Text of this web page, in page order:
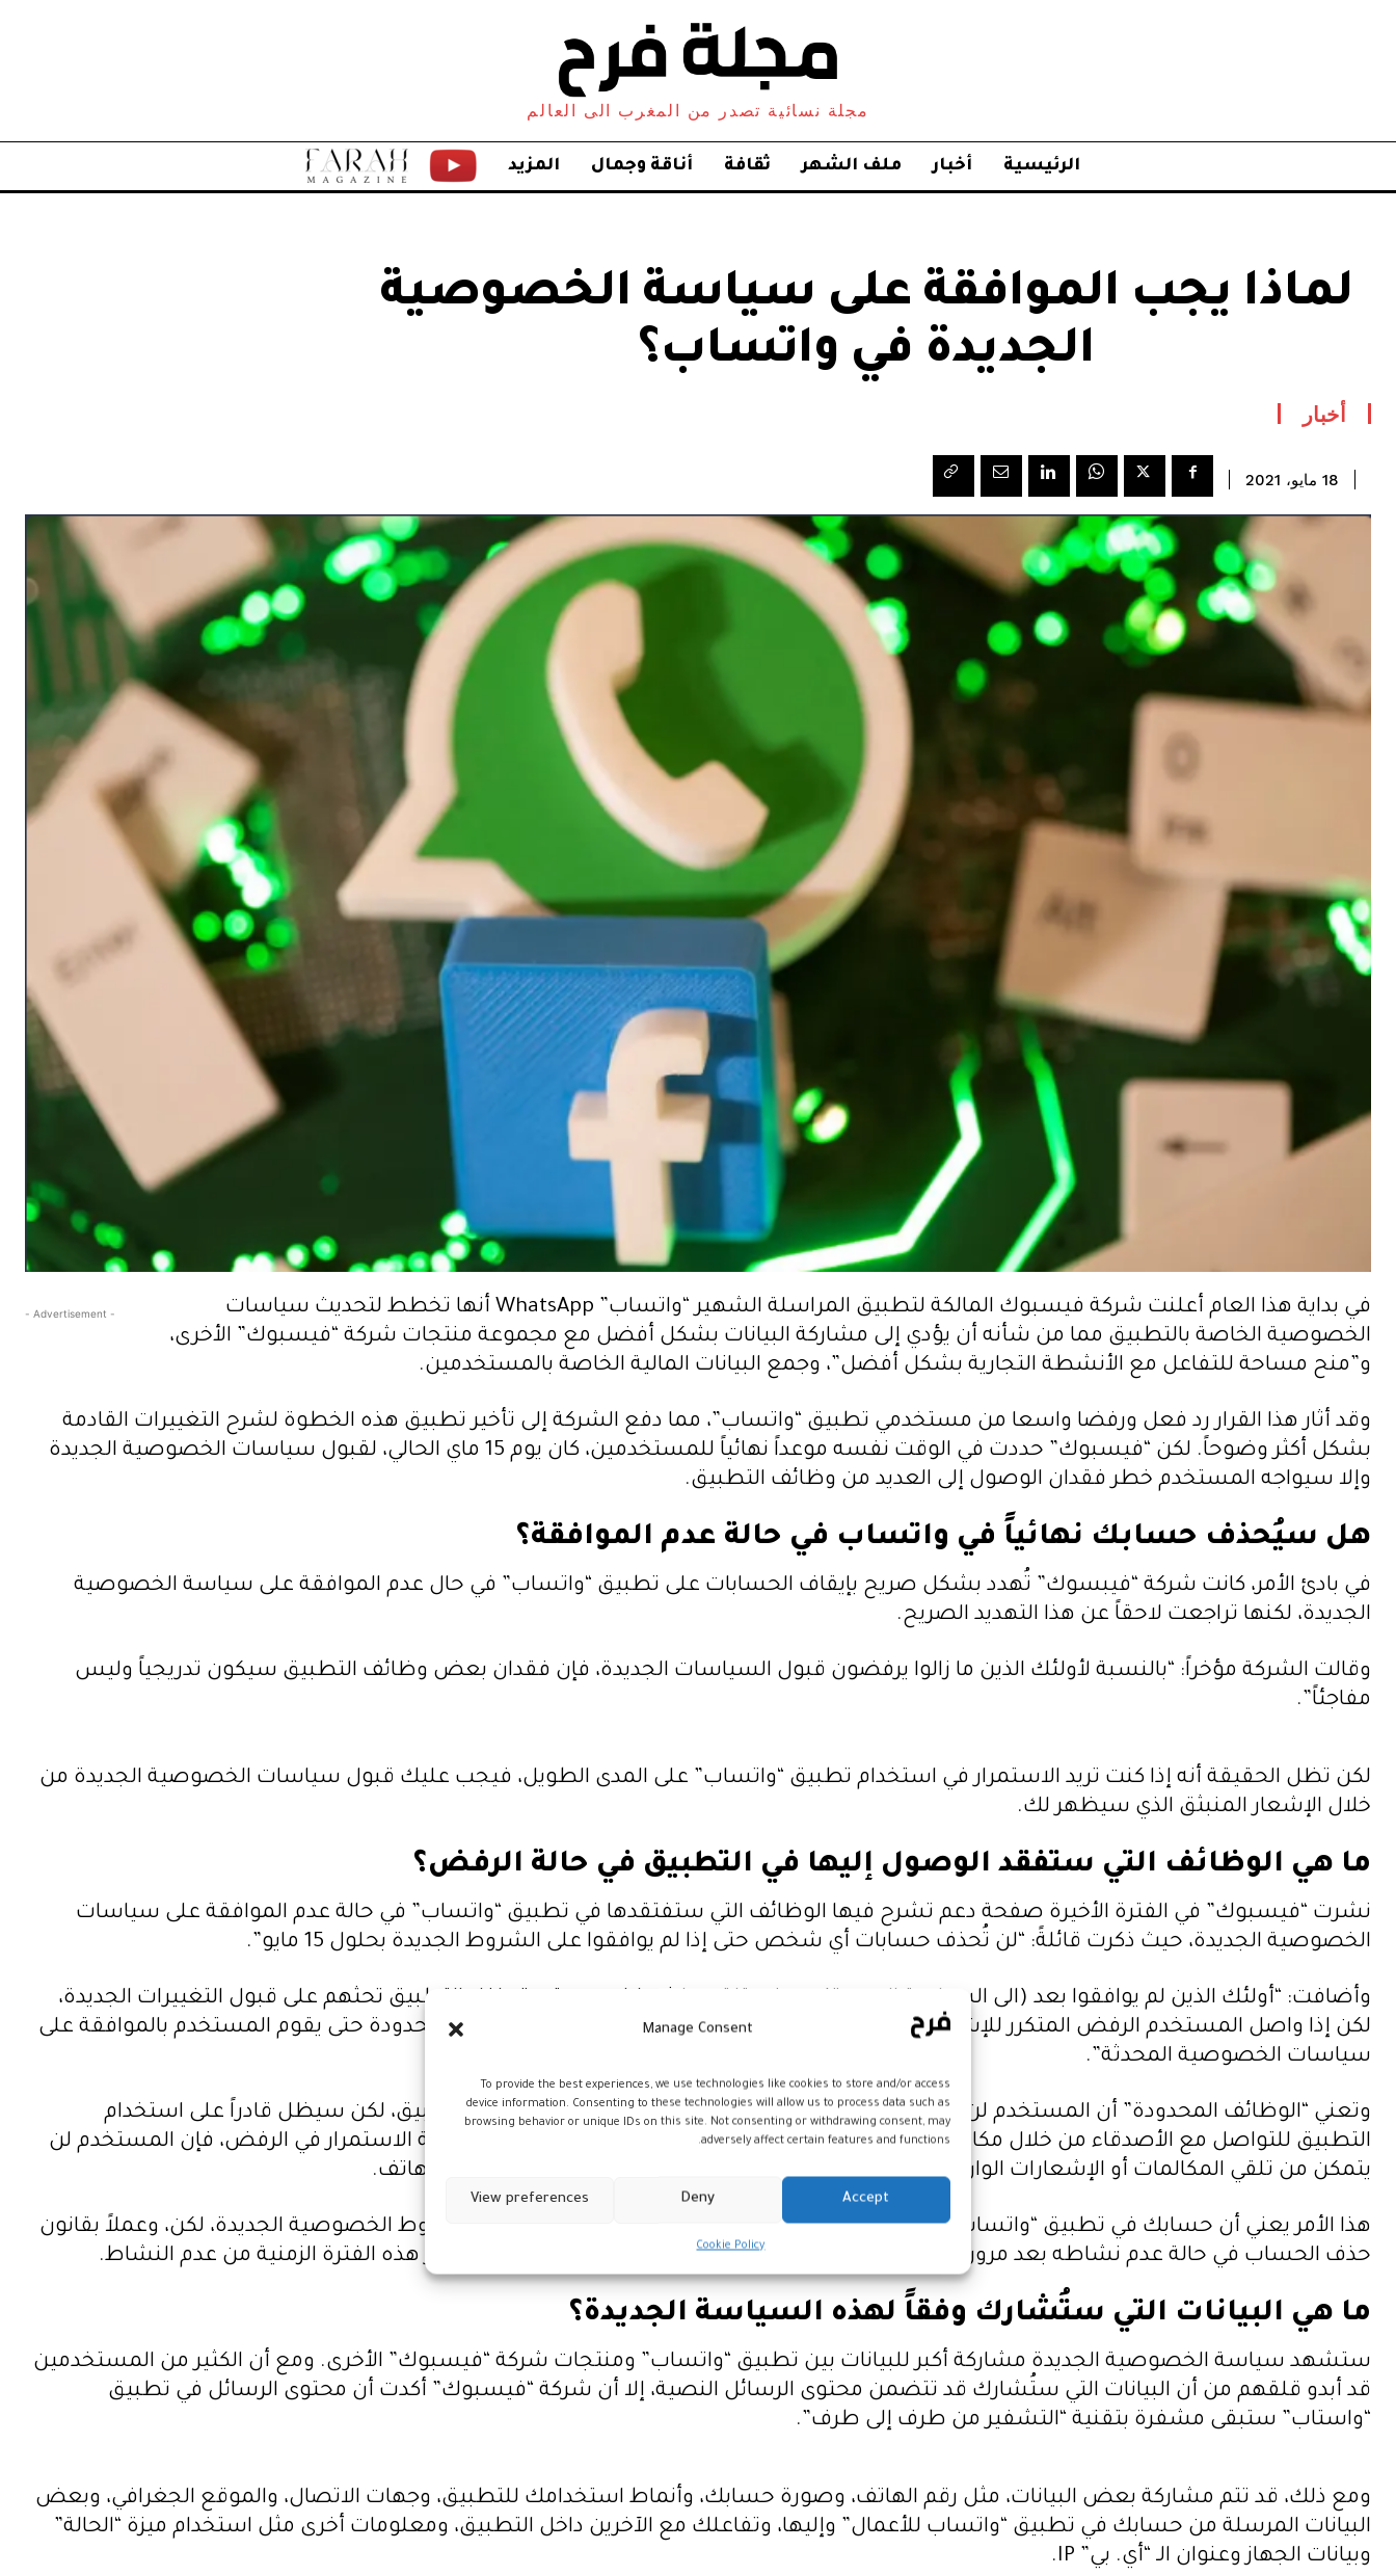
Manage Consent
To provide the best experiences, we use technologies like cookies to store and/or access
device information. Consenting to these technologies will allow us to process data such as
browsing behavior or unique IDs on this site. Not consenting or withdrawing consent, may
adversely affect certain features and functions.
Accept
Deny
View preferences
Cookie Policy
مجلة نسائية تصدر من المغرب الى العالم
الرئيسية أخبار ملف الشهر ثقافة أناقة وجمال المزيد
G
A
Z
I
لماذا يجب الموافقة على سياسة الخصوصية
الجديدة في واتساب؟
أخبار
18 مايو، 2021
- Advertisement -
في بداية هذا العام أعلنت شركة فيسبوك المالكة لتطبيق المراسلة الشهير “واتساب” WhatsApp أنها تخطط لتحديث سياسات
الخصوصية الخاصة بالتطبيق مما من شأنه أن يؤدي إلى مشاركة البيانات بشكل أفضل مع مجموعة منتجات شركة “فيسبوك” الأخرى،
و”منح مساحة للتفاعل مع الأنشطة التجارية بشكل أفضل”، وجمع البيانات المالية الخاصة بالمستخدمين.
وقد أثار هذا القرار رد فعل ورفضا واسعا من مستخدمي تطبيق “واتساب”، مما دفع الشركة إلى تأخير تطبيق هذه الخطوة لشرح التغييرات القادمة
بشكل أكثر وضوحاً. لكن “فيسبوك” حددت في الوقت نفسه موعداً نهائياً للمستخدمين، كان يوم 15 ماي الحالي، لقبول سياسات الخصوصية الجديدة
وإلا سيواجه المستخدم خطر فقدان الوصول إلى العديد من وظائف التطبيق.
هل سيُحذف حسابك نهائياً في واتساب في حالة عدم الموافقة؟
في بادئ الأمر، كانت شركة “فيبسوك” تُهدد بشكل صريح بإيقاف الحسابات على تطبيق “واتساب” في حال عدم الموافقة على سياسة الخصوصية
الجديدة، لكنها تراجعت لاحقاً عن هذا التهديد الصريح.
وقالت الشركة مؤخراً: “بالنسبة لأولئك الذين ما زالوا يرفضون قبول السياسات الجديدة، فإن فقدان بعض وظائف التطبيق سيكون تدريجياً وليس
مفاجئاً”.
لكن تظل الحقيقة أنه إذا كنت تريد الاستمرار في استخدام تطبيق “واتساب” على المدى الطويل، فيجب عليك قبول سياسات الخصوصية الجديدة من
خلال الإشعار المنبثق الذي سيظهر لك.
ما هي الوظائف التي ستفقد الوصول إليها في التطبيق في حالة الرفض؟
نشرت “فيسبوك” في الفترة الأخيرة صفحة دعم تشرح فيها الوظائف التي ستفتقدها في تطبيق “واتساب” في حالة عدم الموافقة على سياسات
الخصوصية الجديدة، حيث ذكرت قائلةً: “لن تُحذف حسابات أي شخص حتى إذا لم يوافقوا على الشروط الجديدة بحلول 15 مايو”.
وأضافت: “أولئك الذين لم يوافقوا بعد (الى السياسة الجديدة) سوف يتلقون إشعارات مستمرة داخل التطبيق تحثهم على قبول التغييرات الجديدة،
لكن إذا واصل المستخدم الرفض المتكرر للإشعار المنبثق، فبعد عدة أسابيع سيعمل التطبيق بوظائف محدودة حتى يقوم المستخدم بالموافقة على
سياسات الخصوصية المحدثة”.
وتعني “الوظائف المحدودة” أن المستخدم لن يتمكن من الوصول إلى قائمة المحادثات الخاصة به في التطبيق، لكن سيظل قادراً على استخدام
التطبيق للتواصل مع الأصدقاء من خلال مكالمات الصوت أو الفيديو الواردة. وبعد بضعة أسابيع، وفي حالة الاستمرار في الرفض، فإن المستخدم لن
يتمكن من تلقي المكالمات أو الإشعارات الواردة، وسيتوقف التطبيق عن إرسال الرسائل والمكالمات إلى الهاتف.
هذا الأمر يعني أن حسابك في تطبيق “واتساب” لن يُحذف بشكل نهائي من خوادم التطبيق إذا لم تقبل شروط الخصوصية الجديدة، لكن، وعملاً بقانون
حذف الحساب في حالة عدم نشاطه بعد مرور ثلاثة أشهر، فإن خطر فقدان حسابك سيظل قائماً بعد مرور هذه الفترة الزمنية من عدم النشاط.
ما هي البيانات التي ستُشارك وفقاً لهذه السياسة الجديدة؟
ستشهد سياسة الخصوصية الجديدة مشاركة أكبر للبيانات بين تطبيق “واتساب” ومنتجات شركة “فيسبوك” الأخرى. ومع أن الكثير من المستخدمين
قد أبدو قلقهم من أن البيانات التي ستُشارك قد تتضمن محتوى الرسائل النصية، إلا أن شركة “فيسبوك” أكدت أن محتوى الرسائل في تطبيق
“واستاب” ستبقى مشفرة بتقنية “التشفير من طرف إلى طرف”.
ومع ذلك، قد تتم مشاركة بعض البيانات، مثل رقم الهاتف، وصورة حسابك، وأنماط استخدامك للتطبيق، وجهات الاتصال، والموقع الجغرافي، وبعض
البيانات المرسلة من حسابك في تطبيق “واتساب للأعمال” وإليها، وتفاعلك مع الآخرين داخل التطبيق، ومعلومات أخرى مثل استخدام ميزة “الحالة”
وبيانات الجهاز وعنوان الـ “أي. بي” IP.